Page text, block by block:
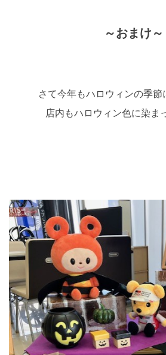
～おまけ～
さて今年もハロウィンの季節
店内もハロウィン色に染ま